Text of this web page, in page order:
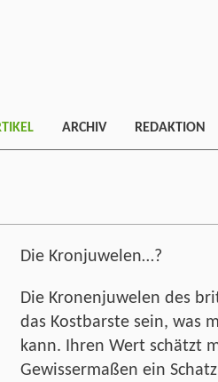
ARCHIV REDAKTION
Die Kronjuwelen…?
Die Kronenjuwelen des
das Kostbarste sein, was
kann. Ihren Wert schätzt
Gewissermaßen ein